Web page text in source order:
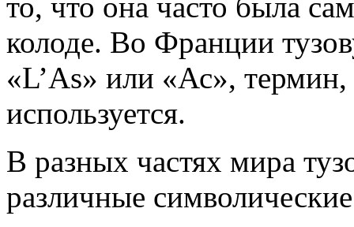
колоде. Во Франции
«L’As» или «Ас»,
используется.
В разных частях мира
различные